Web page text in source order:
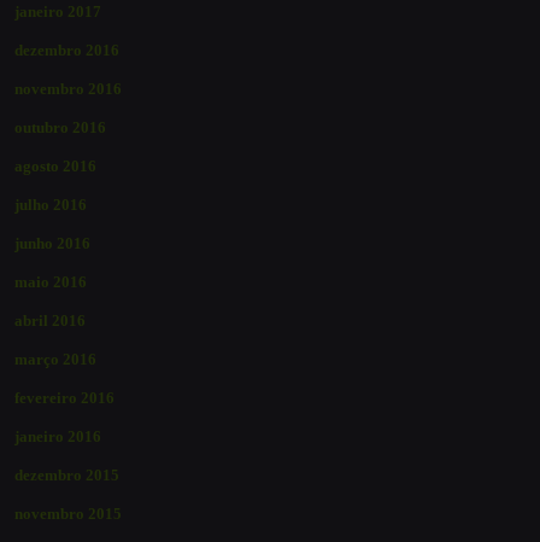
janeiro 2017
dezembro 2016
novembro 2016
outubro 2016
agosto 2016
julho 2016
junho 2016
maio 2016
abril 2016
março 2016
fevereiro 2016
janeiro 2016
dezembro 2015
novembro 2015